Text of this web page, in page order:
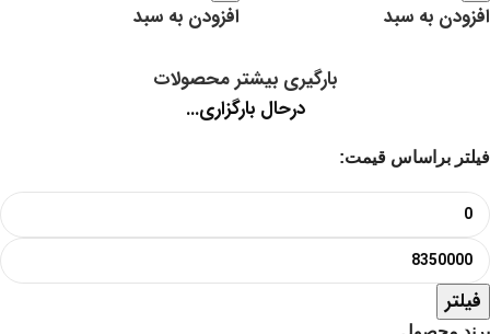
فیلتر براساس قیمت:
فیلتر
افزودن به سبد
افزودن به سبد
بارگیری بیشتر محصولات
درحال بارگزاری...